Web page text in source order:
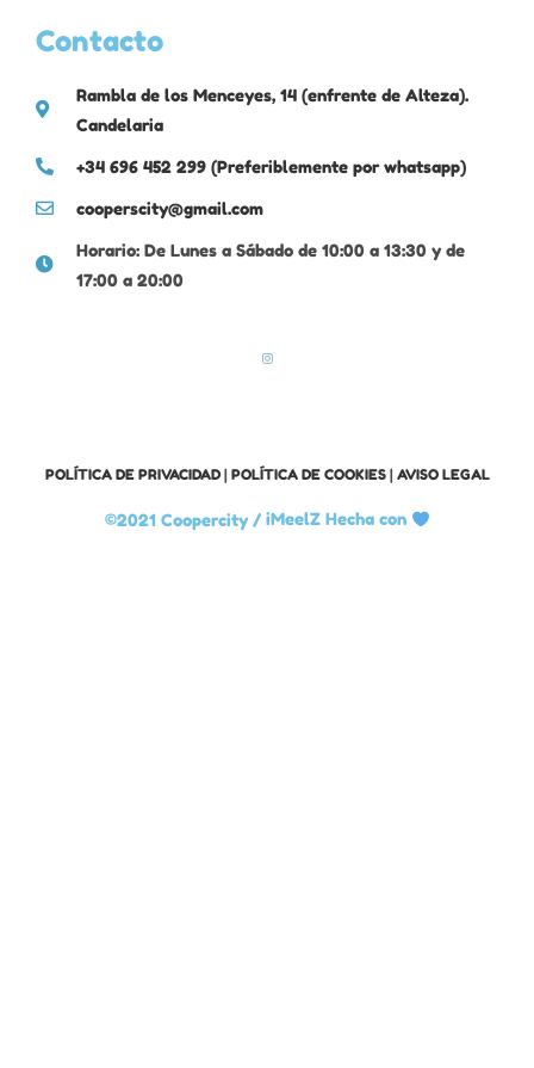
Contacto
Rambla de los Menceyes, 14 (enfrente de Alteza).
Candelaria
+34 696 452 299 (Preferiblemente por whatsapp)
cooperscity@gmail.com
Horario: De Lunes a Sábado de 10:00 a 13:30 y de
17:00 a 20:00
POLÍTICA DE PRIVACIDAD| POLÍTICA DE COOKIES| AVISO LEGAL
©2021 Coopercity /iMeelZ Hecha con